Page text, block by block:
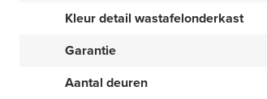
Kleur detail wastafelonderkast
Garantie
Aantal deuren